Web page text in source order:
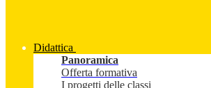
Didattica
Panoramica
Offerta formativa
I progetti delle classi